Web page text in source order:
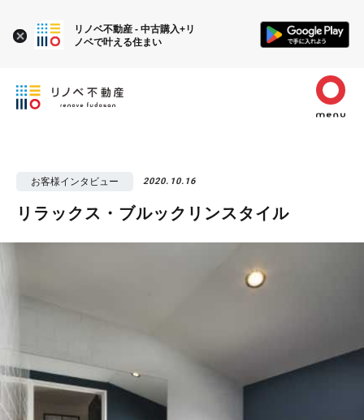
お客様インタビュー 2020.10.16
リラックス・ブルックリンスタイル
リノベ不動産 - 中古購入+リ
ノベで叶える住まい